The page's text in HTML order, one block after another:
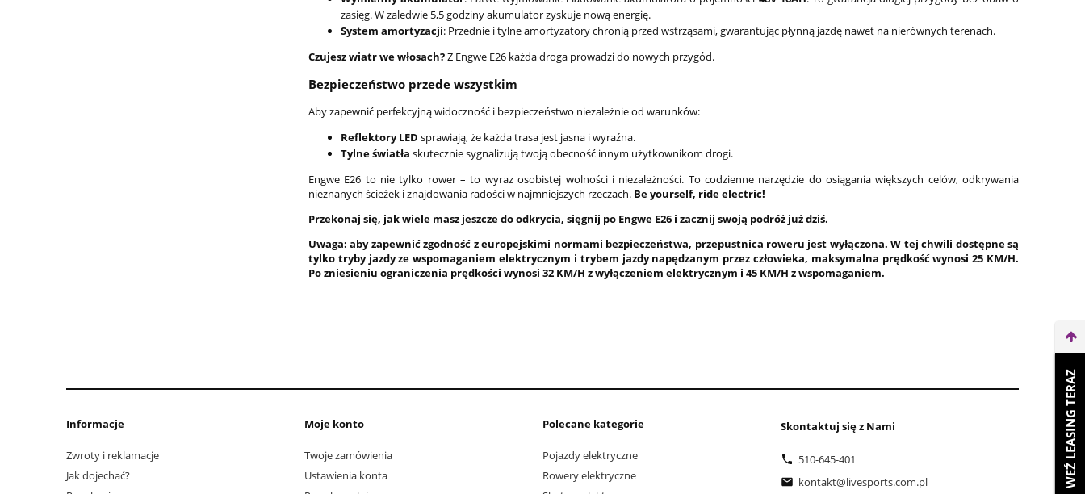
zasięg. W zaledwie 5,5 godziny akumulator zyskuje nową energię.
System amortyzacji: Przednie i tylne amortyzatory chronią przed wstrząsami, gwarantując płynną jazdę nawet na nierównych terenach.
Czujesz wiatr we włosach?Z Engwe E26 każda droga prowadzi do nowych przygód.
Bezpieczeństwo przede wszystkim
Aby zapewnić perfekcyjną widoczność i bezpieczeństwo niezależnie od warunków:
Reflektory LED sprawiają, że każda trasa jest jasna i wyraźna.
Tylne światła skutecznie sygnalizują twoją obecność innym użytkownikom drogi.
Engwe E26 to nie tylko rower – to wyraz osobistej wolności i niezależności. To codzienne narzędzie do osiągania większych celów, odkrywania
nieznanych ścieżek i znajdowania radości w najmniejszych rzeczach. Be yourself, ride electric!
Przekonaj się, jak wiele masz jeszcze do odkrycia, sięgnij po Engwe E26 i zacznij swoją podróż już dziś.
Uwaga: aby zapewnić zgodność z europejskimi normami bezpieczeństwa, przepustnica roweru jest wyłączona. W tej chwili dostępne są
tylko tryby jazdy ze wspomaganiem elektrycznym i trybem jazdy napędzanym przez człowieka, maksymalna prędkość wynosi 25 KM/H.
Po zniesieniu ograniczenia prędkości wynosi 32 KM/H z wyłączeniem elektrycznym i 45 KM/H z wspomaganiem.
Informacje
Zwroty i reklamacje
Jak dojechać?
Moje konto
Twoje zamówienia
Ustawienia konta
Polecane kategorie
Pojazdy elektryczne
Rowery elektryczne
Skontaktuj się z Nami
510-645-401
kontakt@livesports.com.pl
WEŹ LEASING TERAZ